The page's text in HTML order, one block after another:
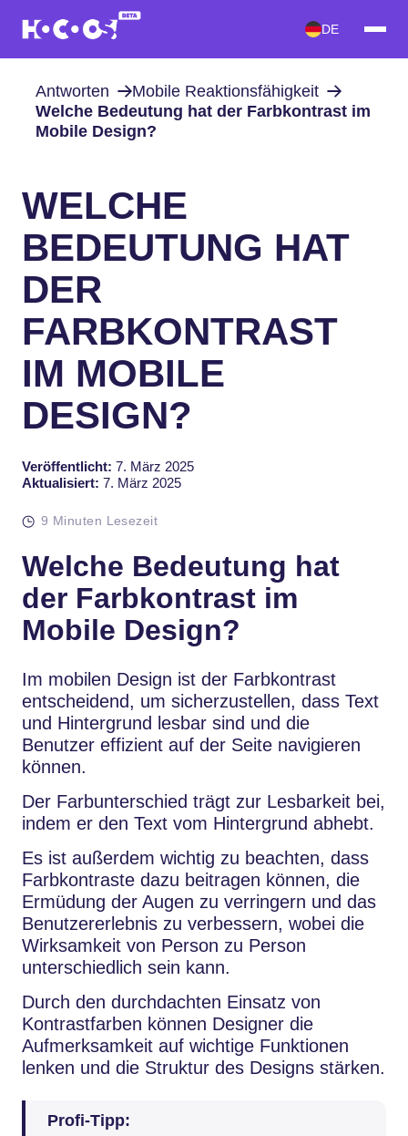
DE
Antworten
Mobile Reaktionsfähigkeit
Welche Bedeutung hat der Farbkontrast im
Mobile Design?
WELCHE
BEDEUTUNG HAT
DER
FARBKONTRAST
IM MOBILE
DESIGN?
Veröffentlicht: 7. März 2025
Aktualisiert: 7. März 2025
9 Minuten Lesezeit
Welche Bedeutung hat
der Farbkontrast im
Mobile Design?
Im mobilen Design ist der Farbkontrast
entscheidend, um sicherzustellen, dass Text
und Hintergrund lesbar sind und die
Benutzer effizient auf der Seite navigieren
können.
Der Farbunterschied trägt zur Lesbarkeit bei,
indem er den Text vom Hintergrund abhebt.
Es ist außerdem wichtig zu beachten, dass
Farbkontraste dazu beitragen können, die
Ermüdung der Augen zu verringern und das
Benutzererlebnis zu verbessern, wobei die
Wirksamkeit von Person zu Person
unterschiedlich sein kann.
Durch den durchdachten Einsatz von
Kontrastfarben können Designer die
Aufmerksamkeit auf wichtige Funktionen
lenken und die Struktur des Designs stärken.
Profi-Tipp: